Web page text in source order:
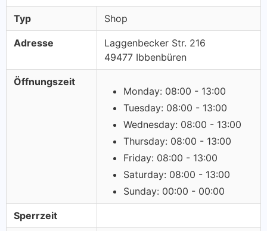
Typ Shop
Adresse
Laggenbecker Str. 216
49477 Ibbenbüren
Öffnungszeit
Monday: 08:00 - 13:00
Tuesday: 08:00 - 13:00
Wednesday: 08:00 - 13:00
Thursday: 08:00 - 13:00
Friday: 08:00 - 13:00
Saturday: 08:00 - 13:00
Sunday: 00:00 - 00:00
Sperrzeit